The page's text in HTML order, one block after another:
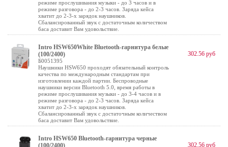
режиме прослушивания музыки - до 3 часов и в
режиме разговора - до 2-3 часов. Заряда кейса
хватит до 2-3-х зарядок наушников.
Сбалансированный звук с достаточным количеством
баса доставит Вам удовольствие.
Intro HSW650White Bluetooth-гарнитура белые
(100/2400)
Б0051395
Наушники HSW650 проходят обязательный контроль
качества по международным стандартам при
изготовлении каждой партии. Беспроводные
наушники версии Bluetooth 5.0, время работы в
режиме прослушивания музыки - до 3-4 часов и в
режиме разговора - до 2-3 часов. Заряда кейса
хватит до 2-3-х зарядок наушников.
Сбалансированный звук с достаточным количеством
баса доставит Вам удовольствие.
302.56 руб
Intro HSW650 Bluetooth-гарнитура черные
(100/2400)
302.56 руб